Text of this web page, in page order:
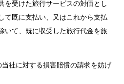
を受けた旅行サービスの対価とし
て既に支払い、又はこれから支払
いて、既に収受した旅行代金を旅
社に対する損害賠償の請求を妨げ